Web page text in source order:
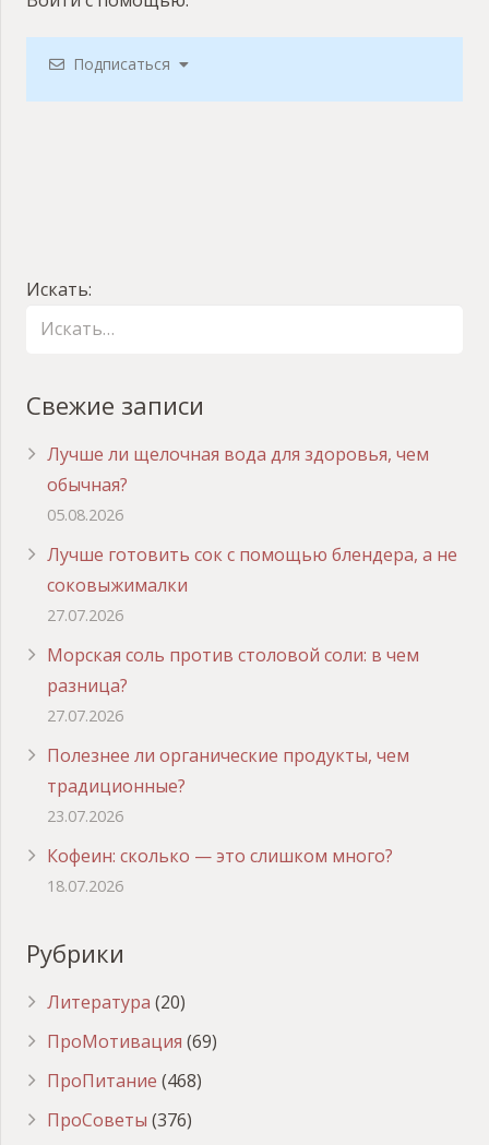
Подписаться
Искать:
Свежие записи
Лучше ли щелочная вода для здоровья, чем
обычная?
05.08.2026
Лучше готовить сок с помощью блендера, а не
соковыжималки
27.07.2026
Морская соль против столовой соли: в чем
разница?
27.07.2026
Полезнее ли органические продукты, чем
традиционные?
23.07.2026
Кофеин: сколько — это слишком много?
18.07.2026
Рубрики
Литература (20)
ПроМотивация (69)
ПроПитание (468)
ПроСоветы (376)